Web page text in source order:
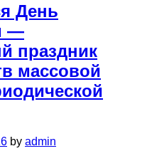
День
—
праздник
массовой
by admin